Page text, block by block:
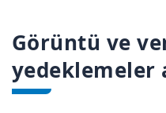
Görüntü ve
yedeklemeler